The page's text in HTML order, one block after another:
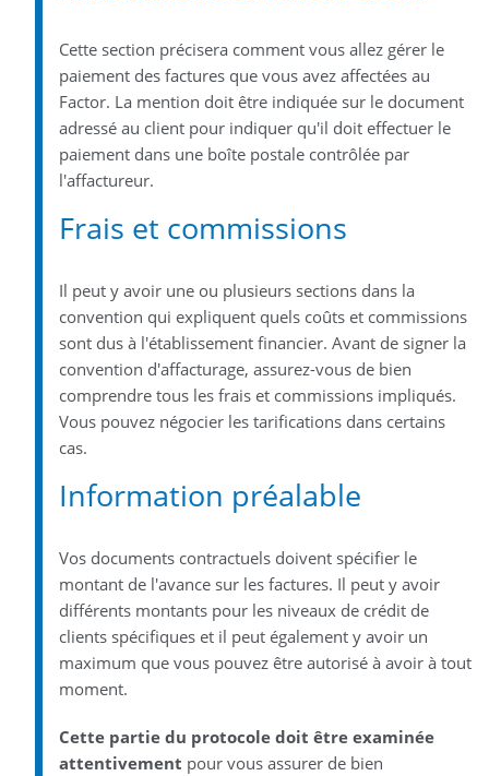
Cette section précisera comment vous allez gérer le
paiement des factures que vous avez affectées au
Factor. La mention doit être indiquée sur le document
adressé au client pour indiquer qu'il doit effectuer le
paiement dans une boîte postale contrôlée par
l'affactureur.
Frais et commissions
Il peut y avoir une ou plusieurs sections dans la
convention qui expliquent quels coûts et commissions
sont dus à l'établissement financier. Avant de signer la
convention d'affacturage, assurez-vous de bien
comprendre tous les frais et commissions impliqués.
Vous pouvez négocier les tarifications dans certains
cas.
Information préalable
Vos documents contractuels doivent spécifier le
montant de l'avance sur les factures. Il peut y avoir
différents montants pour les niveaux de crédit de
clients spécifiques et il peut également y avoir un
maximum que vous pouvez être autorisé à avoir à tout
moment.
Cette partie du protocole doit être examinée
attentivement pour vous assurer de bien